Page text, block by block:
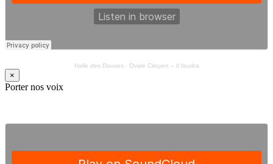
Halle des Douves· Ovale Citoyen – Il faudra
×
Porter nos voix